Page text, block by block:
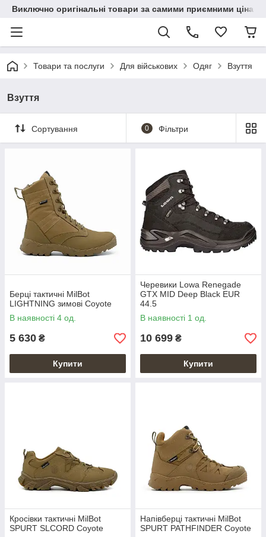
Виключно оригінальні товари за самими приємними
Товари та послуги Для військових Одяг Взуття
Взуття
Сортування 0 Фільтри
Берці тактичні MilBot
LIGHTNING зимові Coyote
В наявності 4 од.
5 630 ₴
Купити
Черевики Lowa Renegade
GTX MID Deep Black EUR
44.5
В наявності 1 од.
10 699 ₴
Купити
Кросівки тактичні MilBot
SPURT SLCORD Coyote
Напівберці тактичні MilBot
SPURT PATHFINDER Coyote